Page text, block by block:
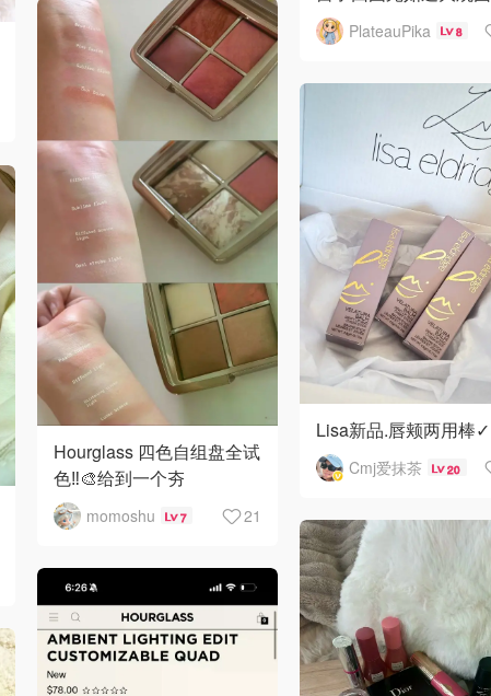
PlateauPika 8
Hourglass 四色自组盘全试
色‼️🎨给到一个夯
momoshu 7 21
Lisa新品.唇颊两用棒✓
Cmj爱抹茶 20